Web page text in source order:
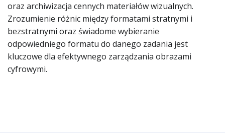
oraz archiwizacja cennych materiałów wizualnych.
Zrozumienie różnic między formatami stratnymi i
bezstratnymi oraz świadome wybieranie
odpowiedniego formatu do danego zadania jest
kluczowe dla efektywnego zarządzania obrazami
cyfrowymi.